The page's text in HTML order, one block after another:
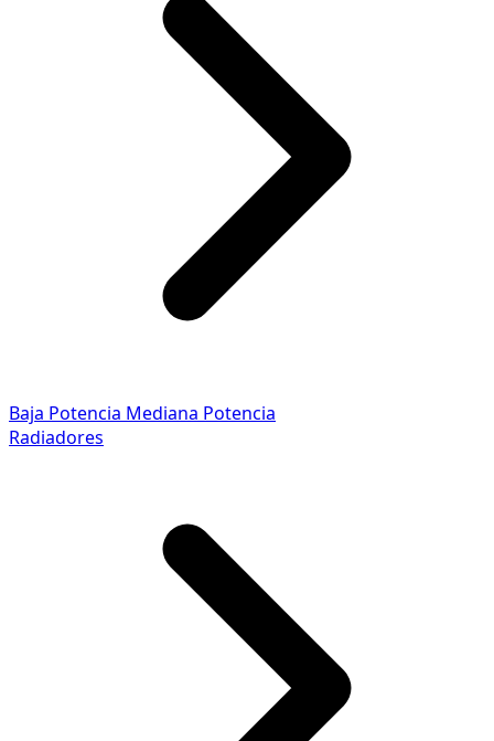
Baja Potencia Mediana Potencia
Radiadores